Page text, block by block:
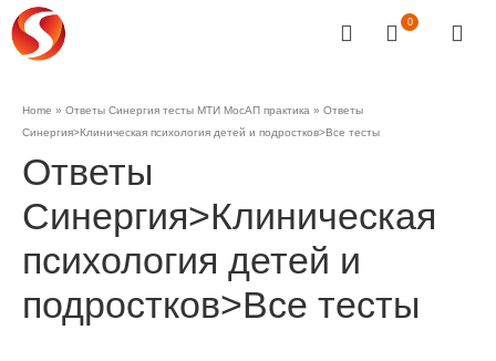
0
Home » Ответы Синергия тесты МТИ МосАП практика » Ответы
Синергия>Клиническая психология детей и подростков>Все тесты
Ответы
Синергия>Клиническая
психология детей и
подростков>Все тесты